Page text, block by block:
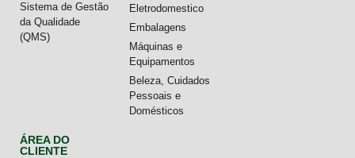
Sistema de Gestão
da Qualidade
(QMS)
Eletrodomestico
Embalagens
Máquinas e
Equipamentos
Beleza, Cuidados
Pessoais e
Domésticos
ÁREA DO
CLIENTE